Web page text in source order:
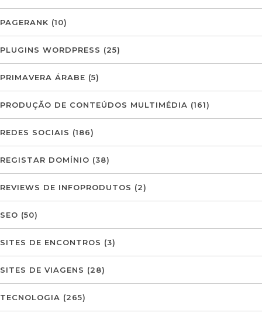
PAGERANK (10)
PLUGINS WORDPRESS (25)
PRIMAVERA ÁRABE (5)
PRODUÇÃO DE CONTEÚDOS MULTIMÉDIA (161)
REDES SOCIAIS (186)
REGISTAR DOMÍNIO (38)
REVIEWS DE INFOPRODUTOS (2)
SEO (50)
SITES DE ENCONTROS (3)
SITES DE VIAGENS (28)
TECNOLOGIA (265)